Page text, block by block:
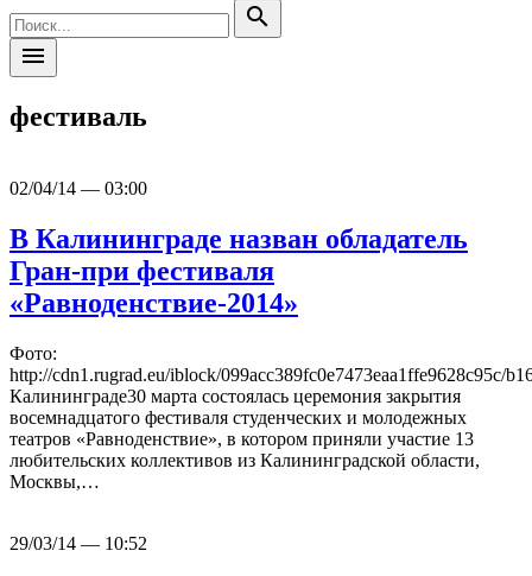
search
menu
фестиваль
02/04/14 — 03:00
В Калининграде назван обладатель
Гран-при фестиваля
«Равноденствие-2014»
Фото:
http://cdn1.rugrad.eu/iblock/099acc389fc0e7473eaa1ffe9628c95c/
Калининграде30 марта состоялась церемония закрытия
восемнадцатого фестиваля студенческих и молодежных
театров «Равноденствие», в котором приняли участие 13
любительских коллективов из Калининградской области,
Москвы,…
29/03/14 — 10:52